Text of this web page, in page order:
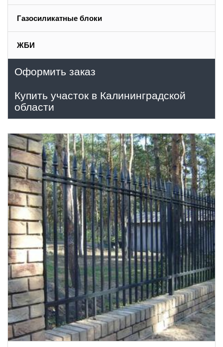
Газосиликатные блоки
ЖБИ
Оформить заказ
Купить участок в Калининградской
области